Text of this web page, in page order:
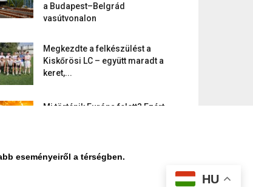
eseményeiről a térségben.
a Budapest–Belgrád
vasútvonalon
Megkezdte a felkészülést a
Kiskőrösi LC – együtt maradt a
keret,...
Mi történik Európa felett? Ezért
HU